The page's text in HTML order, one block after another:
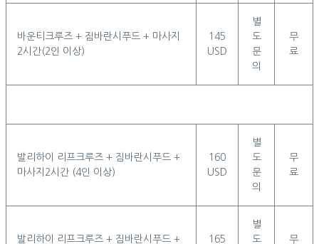
바운티크루즈 + 짐바란시푸드 + 마사지
2시간(2인 이상)
145
USD
별
도
문
의
무
료
발리하이 리프크루즈 + 짐바란시푸드 +
마사지2시간 (4인 이상)
160
USD
별
도
문
의
무
료
발리하이 리프크루즈 + 짐바란시푸드 + 165
별
도
무